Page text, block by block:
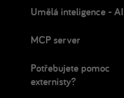
Umělá inteligence - AI
MCP server
Potřebujete pomoc
externisty?